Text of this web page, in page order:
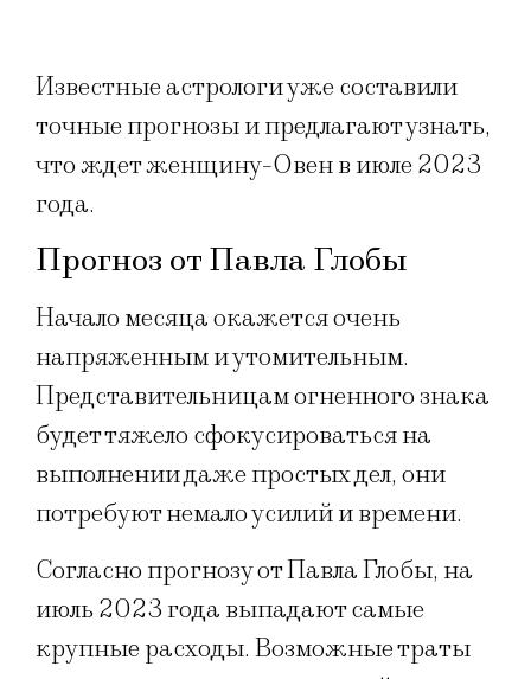
Известные астрологи уже составили
точные прогнозы и предлагают узнать,
что ждет женщину-Овен в июле 2023
года.
Прогноз от Павла Глобы
Начало месяца окажется очень
напряженным и утомительным.
Представительницам огненного знака
будет тяжело сфокусироваться на
выполнении даже простых дел, они
потребуют немало усилий и времени.
Согласно прогнозу от Павла Глобы, на
июль 2023 года выпадают самые
крупные расходы. Возможные траты